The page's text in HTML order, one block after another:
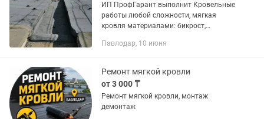
ИП ПрофГарант выполнит Кровельные
работы любой сложности, мягкая
кровля материалами: бикрост,
Жёсткая кровля любым материалом
кровли...
Павлодар, 10 июня
Ремонт мягкой кровли
от 3 000 ₸
Ремонт мягкой кровли, монтаж
демонтаж